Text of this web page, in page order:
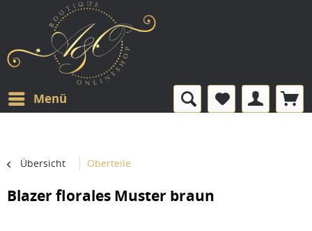
Menü
Übersicht Oberteile
Blazer florales Muster braun